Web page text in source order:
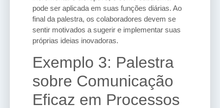
pode ser aplicada em suas funções diárias. Ao
final da palestra, os colaboradores devem se
sentir motivados a sugerir e implementar suas
próprias ideias inovadoras.
Exemplo 3: Palestra
sobre Comunicação
Eficaz em Processos